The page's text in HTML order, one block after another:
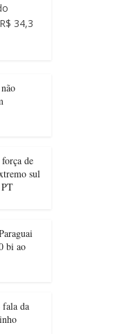
34,3
de
sul
bi ao
da